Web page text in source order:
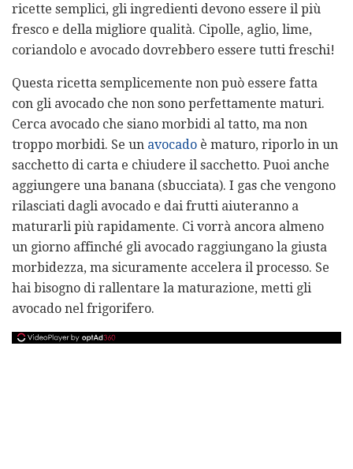
ricette semplici, gli ingredienti devono essere il più
fresco e della migliore qualità. Cipolle, aglio, lime,
coriandolo e avocado dovrebbero essere tutti freschi!
Questa ricetta semplicemente non può essere fatta
con gli avocado che non sono perfettamente maturi.
Cerca avocado che siano morbidi al tatto, ma non
troppo morbidi. Se un avocado è maturo, riporlo in un
sacchetto di carta e chiudere il sacchetto. Puoi anche
aggiungere una banana (sbucciata). I gas che vengono
rilasciati dagli avocado e dai frutti aiuteranno a
maturarli più rapidamente. Ci vorrà ancora almeno
un giorno affinché gli avocado raggiungano la giusta
morbidezza, ma sicuramente accelera il processo. Se
hai bisogno di rallentare la maturazione, metti gli
avocado nel frigorifero.